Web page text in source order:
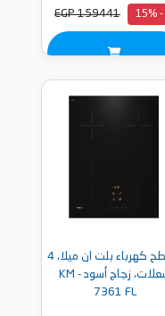
- 15%
EGP 159441
مسطح كهرباء بلت ان ميلا، 4
شعلات، زجاج أسود - KM
7361 FL